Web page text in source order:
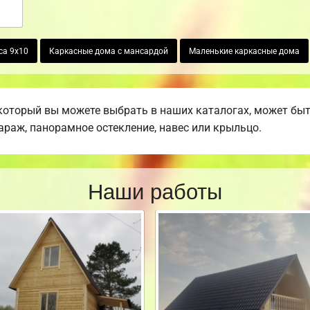
9х10 Каркасные дома с мансардой Маленькие каркасные дома
вы можете выбрать в наших каталогах, может
панорамное остекление, навес или крыльцо.
Наши работы